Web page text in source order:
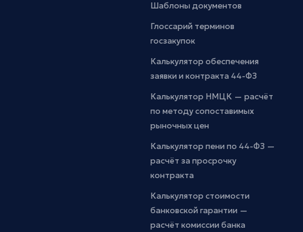
Шаблоны документов
Глоссарий терминов
госзакупок
Калькулятор обеспечения
заявки и контракта 44-ФЗ
Калькулятор НМЦК — расчёт
по методу сопоставимых
рыночных цен
Калькулятор пени по 44-ФЗ —
расчёт за просрочку
контракта
Калькулятор стоимости
банковской гарантии —
расчёт комиссии банка